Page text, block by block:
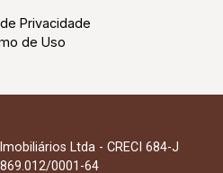
Privacidade
de Uso
Ltda - CRECI 684-J
0001-64